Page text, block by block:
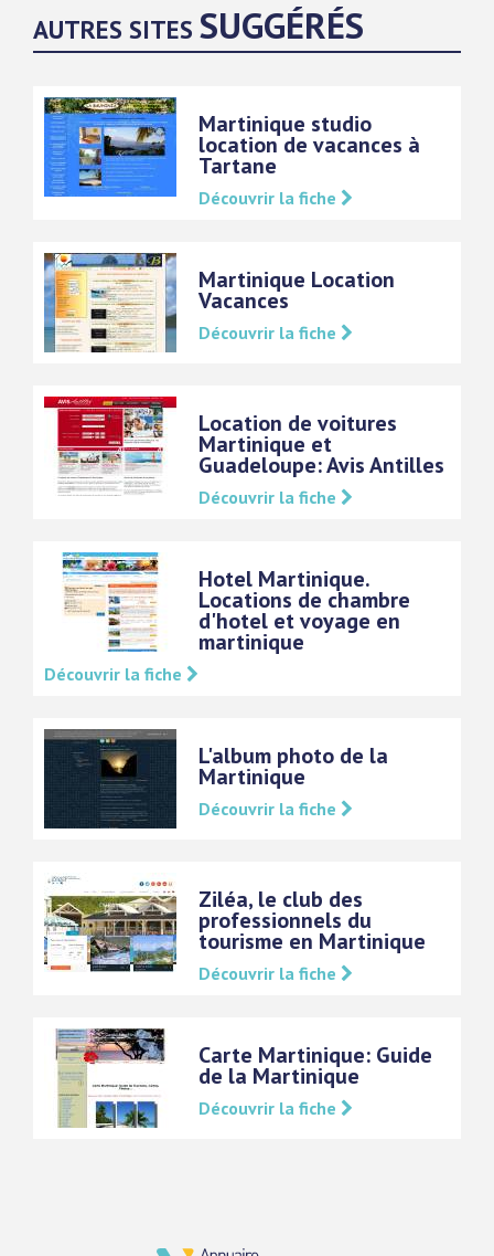
AUTRES SITES SUGGÉRÉS
Martinique studio
location de vacances à
Tartane
Découvrir la fiche
Martinique Location
Vacances
Découvrir la fiche
Location de voitures
Martinique et
Guadeloupe: Avis Antilles
Découvrir la fiche
Hotel Martinique.
Locations de chambre
d'hotel et voyage en
martinique
Découvrir la fiche
L'album photo de la
Martinique
Découvrir la fiche
Ziléa, le club des
professionnels du
tourisme en Martinique
Découvrir la fiche
Carte Martinique: Guide
de la Martinique
Découvrir la fiche